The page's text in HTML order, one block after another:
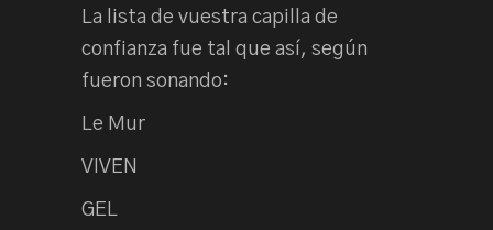
La lista de vuestra capilla de
confianza fue tal que así, según
fueron sonando:
Le Mur
VIVEN
GEL